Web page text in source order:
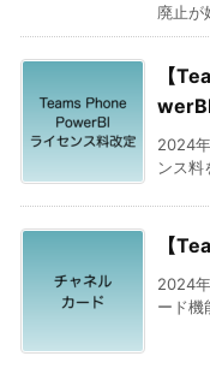
廃止が
【
2024
ンス料
【
2024
ード機